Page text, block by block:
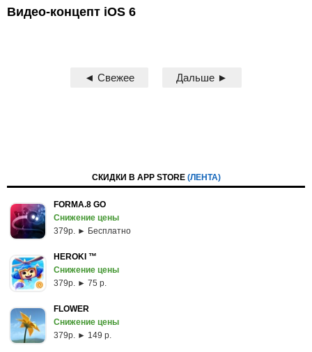
Видео-концепт iOS 6
◄ Свежее Дальше ►
СКИДКИ В APP STORE (ЛЕНТА)
FORMA.8 GO
Снижение цены
379p. ► Бесплатно
HEROKI ™
Снижение цены
379p. ► 75 р.
FLOWER
Снижение цены
379p. ► 149 р.